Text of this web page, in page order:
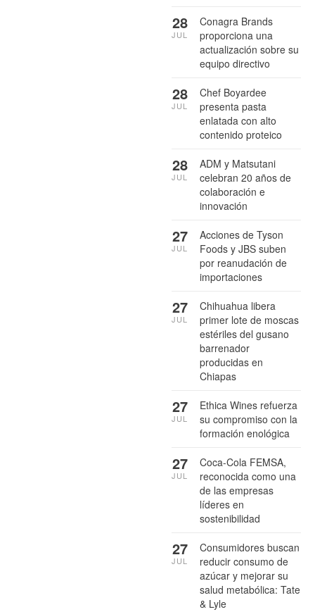
Conagra Brands
proporciona una
actualización sobre su
equipo directivo
28
JUL
Chef Boyardee
presenta pasta
enlatada con alto
contenido proteico
28
JUL
ADM y Matsutani
celebran 20 años de
colaboración e
innovación
28
JUL
Acciones de Tyson
Foods y JBS suben
por reanudación de
importaciones
27
JUL
Chihuahua libera
primer lote de moscas
estériles del gusano
barrenador
producidas en
Chiapas
27
JUL
Ethica Wines refuerza
su compromiso con la
formación enológica
27
JUL
Coca-Cola FEMSA,
reconocida como una
de las empresas
líderes en
sostenibilidad
27
JUL
Consumidores buscan
reducir consumo de
azúcar y mejorar su
salud metabólica: Tate
& Lyle
27
JUL